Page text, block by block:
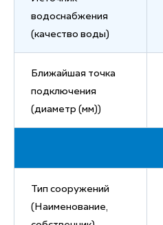
водоснабжения
(качество воды)
Ближайшая точка
подключения
(диаметр (мм))
Тип сооружений
(Наименование,